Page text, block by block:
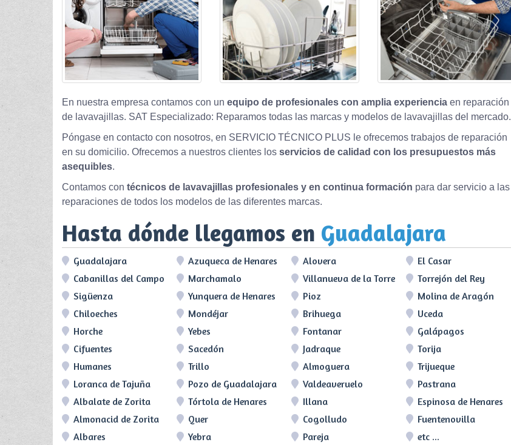
En nuestra empresa contamos con un equipo de profesionales con amplia experiencia en reparación
de lavavajillas. SAT Especializado: Reparamos todas las marcas y modelos de lavavajillas del mercado.
Póngase en contacto con nosotros, en SERVICIO TÉCNICO PLUS le ofrecemos trabajos de reparación
en su domicilio. Ofrecemos a nuestros clientes los servicios de calidad con los presupuestos más
asequibles.
Contamos con técnicos de lavavajillas profesionales y en continua formación para dar servicio a las
reparaciones de todos los modelos de las diferentes marcas.
Hasta dónde llegamos en Guadalajara
Guadalajara Azuqueca de Henares Alovera
El Casar
Cabanillas del Campo
Marchamalo Villanueva de la Torre
Torrejón del Rey
Sigüenza
Yunquera de Henares Pioz
Molina de Aragón
Chiloeches
Mondéjar Brihuega
Uceda
Horche
Yebes Fontanar
Galápagos
Cifuentes
Sacedón Jadraque
Torija
Humanes
Trillo Almoguera
Trijueque
Loranca de Tajuña
Pozo de Guadalajara Valdeaveruelo
Pastrana
Albalate de Zorita
Tórtola de Henares Illana
Espinosa de Henares
Almonacid de Zorita
Quer Cogolludo
Fuentenovilla
Albares
Yebra Pareja etc ...